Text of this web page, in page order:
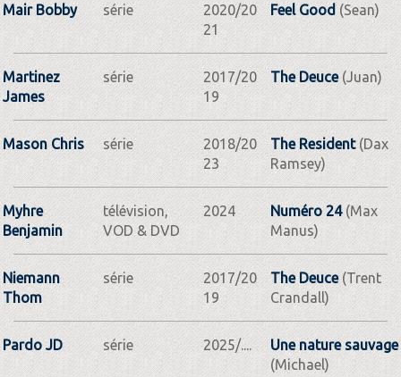
Mair Bobby série
2020/20
21
Feel Good (Sean)
Martinez
James
série
2017/20
19
The Deuce(Juan)
Mason Chris série
2018/20
23
The Resident(Dax
Ramsey)
Myhre
Benjamin
télévision,
VOD & DVD
2024 Numéro 24(Max
Manus)
Niemann
Thom
série
2017/20
19
The Deuce(Trent
Crandall)
Pardo JD série 2025/....
Une nature sauvage
(Michael)